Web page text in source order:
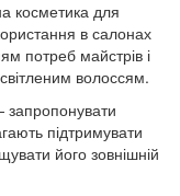
косметика для
в салонах
потреб майстрів і
волоссям.
запропонувати
підтримувати
його зовнішній